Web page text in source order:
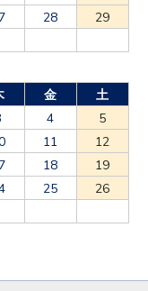
28
29
金
土
4
5
11
12
18
19
25
26